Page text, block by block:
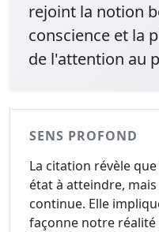
rejoint la notion
conscience et la
de l'attention au
SENS PROFOND
La citation révèle
état à atteindre,
continue. Elle
façonne notre réalité